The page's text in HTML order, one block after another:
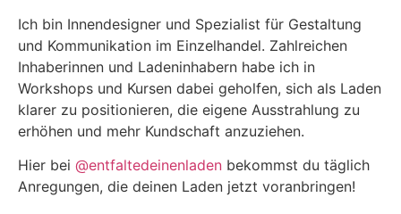
Ich bin Innendesigner und Spezialist für Gestaltung
und Kommunikation im Einzelhandel. Zahlreichen
Inhaberinnen und Ladeninhabern habe ich in
Workshops und Kursen dabei geholfen, sich als Laden
klarer zu positionieren, die eigene Ausstrahlung zu
erhöhen und mehr Kundschaft anzuziehen.
Hier bei @entfaltedeinenladen bekommst du täglich
Anregungen, die deinen Laden jetzt voranbringen!